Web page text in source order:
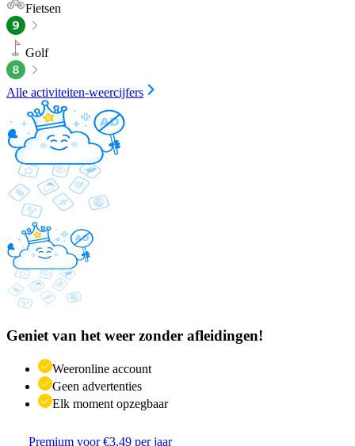
Fietsen
Golf
Alle activiteiten-weercijfers
Geniet van het weer zonder afleidingen!
Weeronline account
Geen advertenties
Elk moment opzegbaar
Premium voor €3,49 per jaar